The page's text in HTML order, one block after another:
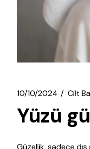
10/10/2024 Cilt
Yüzü
Güzellik, sadece dış